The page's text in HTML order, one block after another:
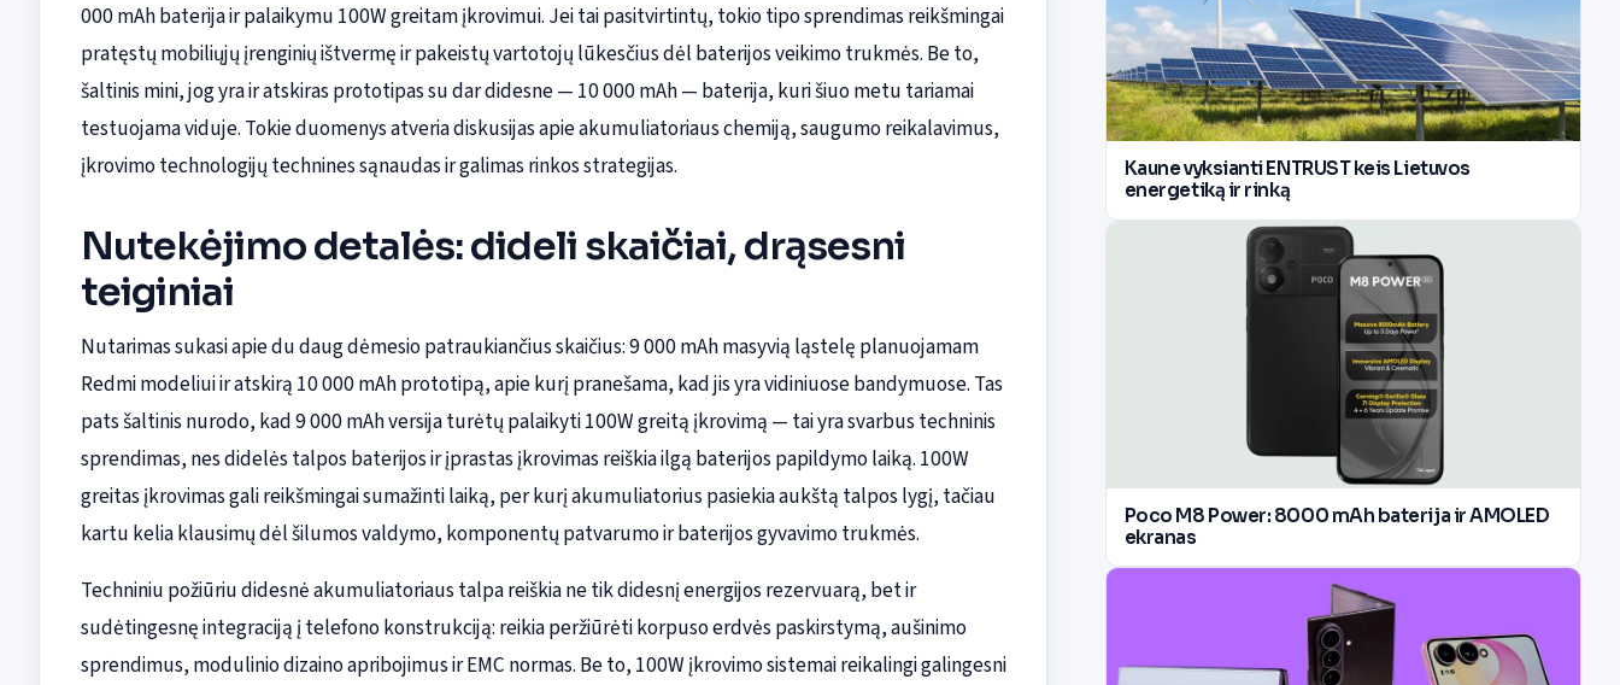
000 mAh baterija ir palaikymu 100W greitam įkrovimui. Jei tai pasitvirtintų, tokio tipo sprendimas reikšmingai
pratęstų mobiliųjų įrenginių ištvermę ir pakeistų vartotojų lūkesčius dėl baterijos veikimo trukmės. Be to,
šaltinis mini, jog yra ir atskiras prototipas su dar didesne — 10 000 mAh — baterija, kuri šiuo metu tariamai
testuojama viduje. Tokie duomenys atveria diskusijas apie akumuliatoriaus chemiją, saugumo reikalavimus,
įkrovimo technologijų technines sąnaudas ir galimas rinkos strategijas.
Nutekėjimo detalės: dideli skaičiai, drąsesni
teiginiai
Nutarimas sukasi apie du daug dėmesio patraukiančius skaičius: 9 000 mAh masyvią ląstelę planuojamam
Redmi modeliui ir atskirą 10 000 mAh prototipą, apie kurį pranešama, kad jis yra vidiniuose bandymuose. Tas
pats šaltinis nurodo, kad 9 000 mAh versija turėtų palaikyti 100W greitą įkrovimą — tai yra svarbus techninis
sprendimas, nes didelės talpos baterijos ir įprastas įkrovimas reiškia ilgą baterijos papildymo laiką. 100W
greitas įkrovimas gali reikšmingai sumažinti laiką, per kurį akumuliatorius pasiekia aukštą talpos lygį, tačiau
kartu kelia klausimų dėl šilumos valdymo, komponentų patvarumo ir baterijos gyvavimo trukmės.
Techniniu požiūriu didesnė akumuliatoriaus talpa reiškia ne tik didesnį energijos rezervuarą, bet ir
sudėtingesnę integraciją į telefono konstrukciją: reikia peržiūrėti korpuso erdvės paskirstymą, aušinimo
sprendimus, modulinio dizaino apribojimus ir EMC normas. Be to, 100W įkrovimo sistemai reikalingi galingesni
Kaune vyksianti ENTRUST keis Lietuvos
energetiką ir rinką
Poco M8 Power: 8000 mAh baterija ir AMOLED
ekranas